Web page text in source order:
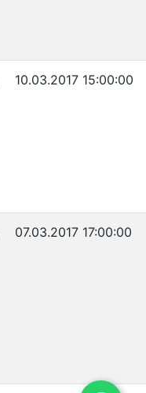
10.03.2017 15:00:00
07.03.2017 17:00:00